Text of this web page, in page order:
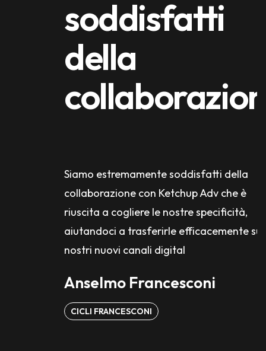
soddisfatti
della
Siamo estremamente soddisfatti della
collaborazione con Ketchup Adv che è
riuscita a cogliere le nostre specificità,
aiutandoci a trasferirle efficacemente sui
nostri nuovi canali digital
Anselmo Francesconi
CICLI FRANCESCONI